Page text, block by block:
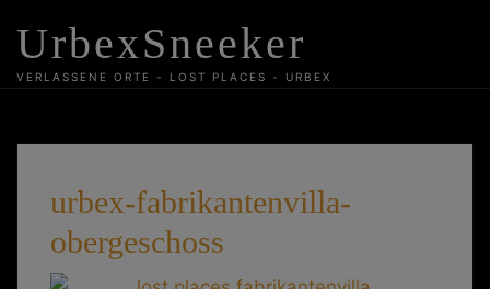
content
UrbexSneeker
VERLASSENE ORTE - LOST PLACES - URBEX
urbex-fabrikantenvilla-
obergeschoss